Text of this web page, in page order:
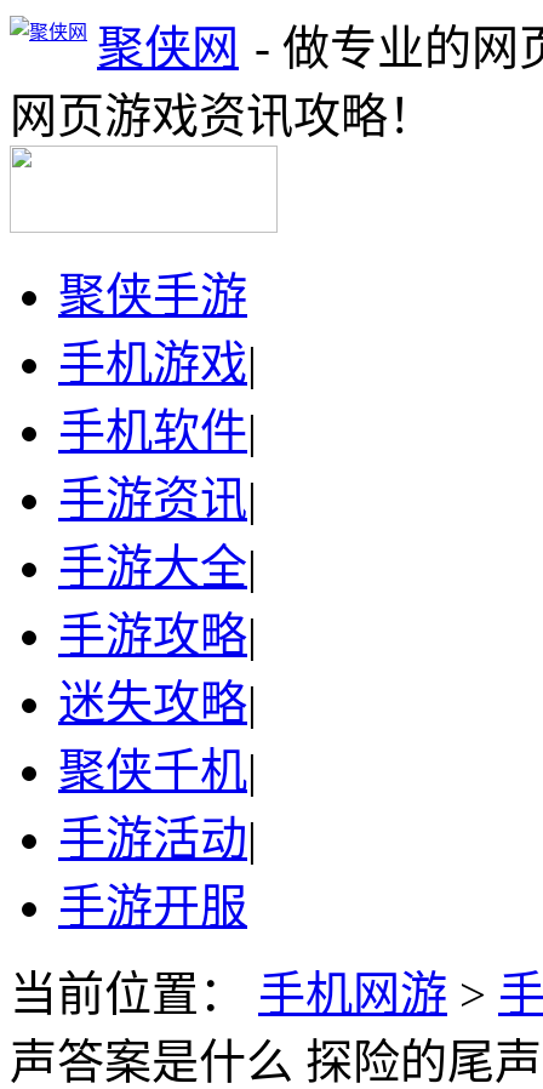
聚侠网 - 做专业的网
网页游戏资讯攻略！
聚侠手游
手机游戏|
手机软件|
手游资讯|
手游大全|
手游攻略|
迷失攻略|
聚侠千机|
手游活动|
手游开服
当前位置： 手机网游 >
声答案是什么 探险的尾